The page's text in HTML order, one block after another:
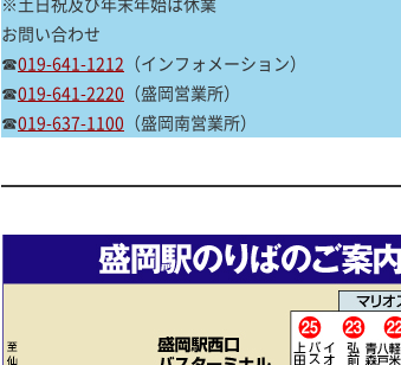
お問い合わせ
☎019-641-1212 （インフォメーション）
☎019-641-2220 （盛岡営業所）
☎019-637-1100 （盛岡南営業所）